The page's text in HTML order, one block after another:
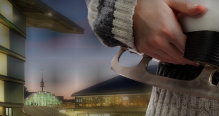
SCHULEN UND KINDERGÄRTEN
SPORTARTEN
KURSE
EISZEITEN BUCHEN
EVENTLOCATION
HALLE 1